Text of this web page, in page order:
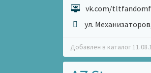
vk.com/
ул.
Добавлен в каталог